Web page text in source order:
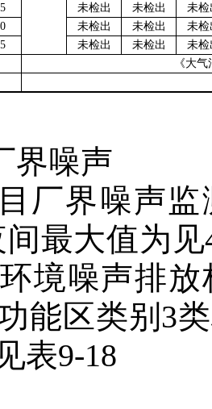
5 未检出 未检出
未检
未检出 未检出
未检
未检出 未检出
未检
《大
界噪声
厂界噪声
间最大值为见
境噪声排
能区类别 3
表9-18